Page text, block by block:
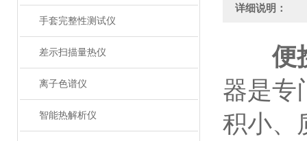
手套完整性测试仪
差示扫描量热仪
离子色谱仪
智能热解析仪
详细说明：
便
器是专
积小、